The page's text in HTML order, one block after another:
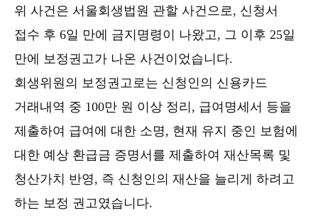
위 사건은 서울회생법원 관할 사건으로, 신청서
접수 후 6일 만에 금지명령이 나왔고, 그 이후 25일
만에 보정권고가 나온 사건이었습니다.
회생위원의 보정권고로는 신청인의 신용카드
거래내역 중 100만 원 이상 정리, 급여명세서 등을
제출하여 급여에 대한 소명, 현재 유지 중인 보험에
대한 예상 환급금 증명서를 제출하여 재산목록 및
청산가치 반영, 즉 신청인의 재산을 늘리게 하려고
하는 보정 권고였습니다.